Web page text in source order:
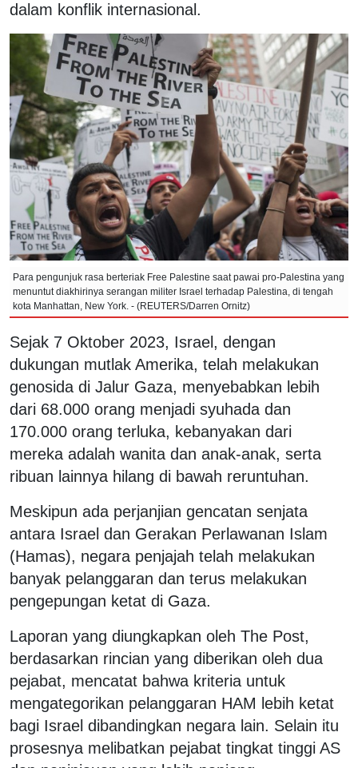
dalam konflik internasional.
Para pengunjuk rasa berteriak Free Palestine saat pawai pro-Palestina yang
menuntut diakhirinya serangan militer Israel terhadap Palestina, di tengah
kota Manhattan, New York. - (REUTERS/Darren Ornitz)
Sejak 7 Oktober 2023, Israel, dengan
dukungan mutlak Amerika, telah melakukan
genosida di Jalur Gaza, menyebabkan lebih
dari 68.000 orang menjadi syuhada dan
170.000 orang terluka, kebanyakan dari
mereka adalah wanita dan anak-anak, serta
ribuan lainnya hilang di bawah reruntuhan.
Meskipun ada perjanjian gencatan senjata
antara Israel dan Gerakan Perlawanan Islam
(Hamas), negara penjajah telah melakukan
banyak pelanggaran dan terus melakukan
pengepungan ketat di Gaza.
Laporan yang diungkapkan oleh The Post,
berdasarkan rincian yang diberikan oleh dua
pejabat, mencatat bahwa kriteria untuk
mengategorikan pelanggaran HAM lebih ketat
bagi Israel dibandingkan negara lain. Selain itu
prosesnya melibatkan pejabat tingkat tinggi AS